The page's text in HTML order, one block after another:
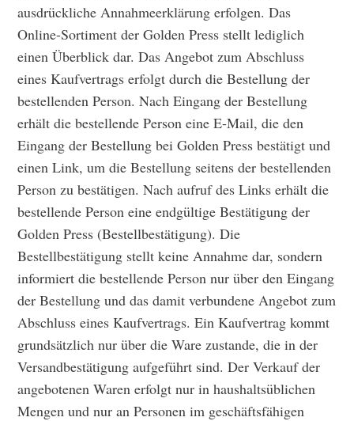
ausdrückliche Annahmeerklärung erfolgen. Das
Online-Sortiment der Golden Press stellt lediglich
einen Überblick dar. Das Angebot zum Abschluss
eines Kaufvertrags erfolgt durch die Bestellung der
bestellenden Person. Nach Eingang der Bestellung
erhält die bestellende Person eine E-Mail, die den
Eingang der Bestellung bei Golden Press bestätigt und
einen Link, um die Bestellung seitens der bestellenden
Person zu bestätigen. Nach aufruf des Links erhält die
bestellende Person eine endgültige Bestätigung der
Golden Press (Bestellbestätigung). Die
Bestellbestätigung stellt keine Annahme dar, sondern
informiert die bestellende Person nur über den Eingang
der Bestellung und das damit verbundene Angebot zum
Abschluss eines Kaufvertrags. Ein Kaufvertrag kommt
grundsätzlich nur über die Ware zustande, die in der
Versandbestätigung aufgeführt sind. Der Verkauf der
angebotenen Waren erfolgt nur in haushaltsüblichen
Mengen und nur an Personen im geschäftsfähigen